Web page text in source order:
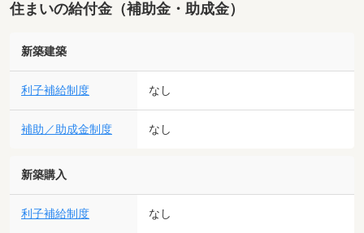
住まいの給付金（補助金・助成金）
新築建築
利子補給制度 なし
補助／助成金制度 なし
新築購入
利子補給制度 なし